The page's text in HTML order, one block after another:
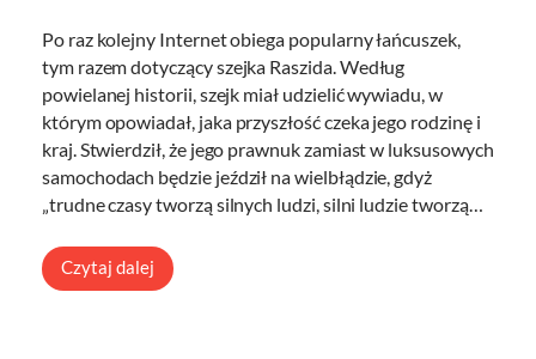
Po raz kolejny Internet obiega popularny łańcuszek,
tym razem dotyczący szejka Raszida. Według
powielanej historii, szejk miał udzielić wywiadu, w
którym opowiadał, jaka przyszłość czeka jego rodzinę i
kraj. Stwierdził, że jego prawnuk zamiast w luksusowych
samochodach będzie jeździł na wielbłądzie, gdyż
„trudne czasy tworzą silnych ludzi, silni ludzie tworzą…
Czytaj dalej